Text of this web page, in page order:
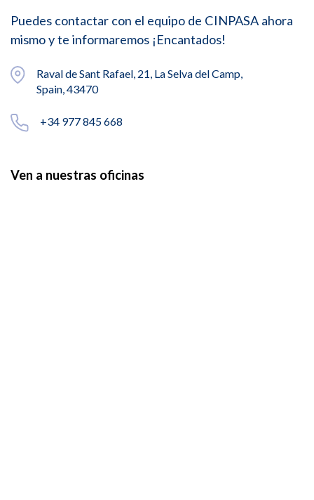
Puedes contactar con el equipo de CINPASA ahora
mismo y te informaremos ¡Encantados!
Raval de Sant Rafael, 21, La Selva del Camp,
Spain, 43470
+34 977 845 668
Ven a nuestras oficinas